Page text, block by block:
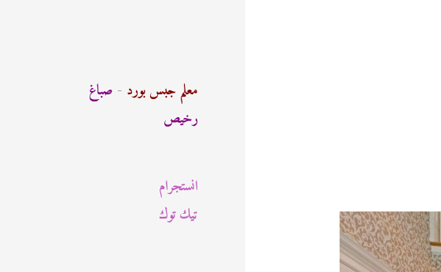
معلم جبس بورد - صباغ
رخيص
انستجرام
تيك توك